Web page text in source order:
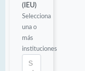
(IEU)
Selecciona
una o
más
instituciones